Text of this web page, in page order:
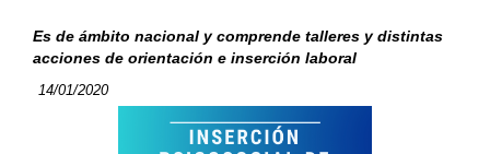
Es de ámbito nacional y comprende talleres y distintas
acciones de orientación e inserción laboral
14/01/2020